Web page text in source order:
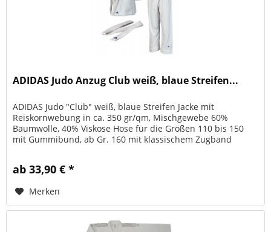
ADIDAS Judo Anzug Club weiß, blaue Streifen...
ADIDAS Judo "Club" weiß, blaue Streifen Jacke mit
Reiskornwebung in ca. 350 gr/qm, Mischgewebe 60%
Baumwolle, 40% Viskose Hose für die Größen 110 bis 150
mit Gummibund, ab Gr. 160 mit klassischem Zugband
ab 33,90 € *
Merken